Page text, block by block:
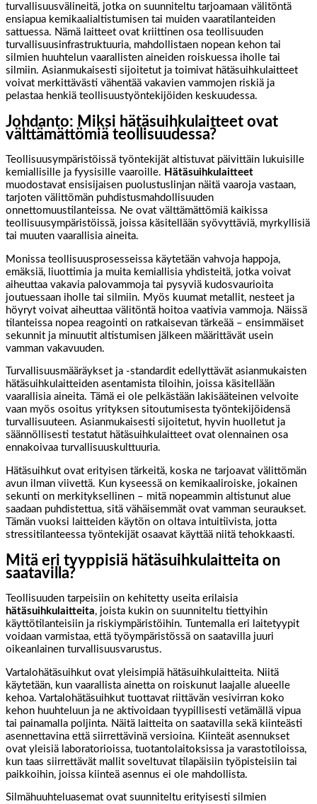
turvallisuusvälineitä, jotka on suunniteltu tarjoamaan välitöntä
ensiapua kemikaalialtistumisen tai muiden vaaratilanteiden
sattuessa. Nämä laitteet ovat kriittinen osa teollisuuden
turvallisuusinfrastruktuuria, mahdollistaen nopean kehon tai
silmien huuhtelun vaarallisten aineiden roiskuessa iholle tai
silmiin. Asianmukaisesti sijoitetut ja toimivat hätäsuihkulaitteet
voivat merkittävästi vähentää vakavien vammojen riskiä ja
pelastaa henkiä teollisuustyöntekijöiden keskuudessa.
Johdanto: Miksi hätäsuihkulaitteet ovat
välttämättömiä teollisuudessa?
Teollisuusympäristöissä työntekijät altistuvat päivittäin lukuisille
kemiallisille ja fyysisille vaaroille. Hätäsuihkulaitteet
muodostavat ensisijaisen puolustuslinjan näitä vaaroja vastaan,
tarjoten välittömän puhdistusmahdollisuuden
onnettomuustilanteissa. Ne ovat välttämättömiä kaikissa
teollisuusympäristöissä, joissa käsitellään syövyttäviä, myrkyllisiä
tai muuten vaarallisia aineita.
Monissa teollisuusprosesseissa käytetään vahvoja happoja,
emäksiä, liuottimia ja muita kemiallisia yhdisteitä, jotka voivat
aiheuttaa vakavia palovammoja tai pysyviä kudosvaurioita
joutuessaan iholle tai silmiin. Myös kuumat metallit, nesteet ja
höyryt voivat aiheuttaa välitöntä hoitoa vaativia vammoja. Näissä
tilanteissa nopea reagointi on ratkaisevan tärkeää – ensimmäiset
sekunnit ja minuutit altistumisen jälkeen määrittävät usein
vamman vakavuuden.
Turvallisuusmääräykset ja -standardit edellyttävät asianmukaisten
hätäsuihkulaitteiden asentamista tiloihin, joissa käsitellään
vaarallisia aineita. Tämä ei ole pelkästään lakisääteinen velvoite
vaan myös osoitus yrityksen sitoutumisesta työntekijöidensä
turvallisuuteen. Asianmukaisesti sijoitetut, hyvin huolletut ja
säännöllisesti testatut hätäsuihkulaitteet ovat olennainen osa
ennakoivaa turvallisuuskulttuuria.
Hätäsuihkut ovat erityisen tärkeitä, koska ne tarjoavat välittömän
avun ilman viivettä. Kun kyseessä on kemikaaliroiske, jokainen
sekunti on merkityksellinen – mitä nopeammin altistunut alue
saadaan puhdistettua, sitä vähäisemmät ovat vamman seuraukset.
Tämän vuoksi laitteiden käytön on oltava intuitiivista, jotta
stressitilanteessa työntekijät osaavat käyttää niitä tehokkaasti.
Mitä eri tyyppisiä hätäsuihkulaitteita on
saatavilla?
Teollisuuden tarpeisiin on kehitetty useita erilaisia
hätäsuihkulaitteita, joista kukin on suunniteltu tiettyihin
käyttötilanteisiin ja riskiympäristöihin. Tuntemalla eri laitetyypit
voidaan varmistaa, että työympäristössä on saatavilla juuri
oikeanlainen turvallisuusvarustus.
Vartalohätäsuihkut ovat yleisimpiä hätäsuihkulaitteita. Niitä
käytetään, kun vaarallista ainetta on roiskunut laajalle alueelle
kehoa. Vartalohätäsuihkut tuottavat riittävän vesivirran koko
kehon huuhteluun ja ne aktivoidaan tyypillisesti vetämällä vipua
tai painamalla poljinta. Näitä laitteita on saatavilla sekä kiinteästi
asennettavina että siirrettävinä versioina. Kiinteät asennukset
ovat yleisiä laboratorioissa, tuotantolaitoksissa ja varastotiloissa,
kun taas siirrettävät mallit soveltuvat tilapäisiin työpisteisiin tai
paikkoihin, joissa kiinteä asennus ei ole mahdollista.
Silmähuuhteluasemat ovat suunniteltu erityisesti silmien